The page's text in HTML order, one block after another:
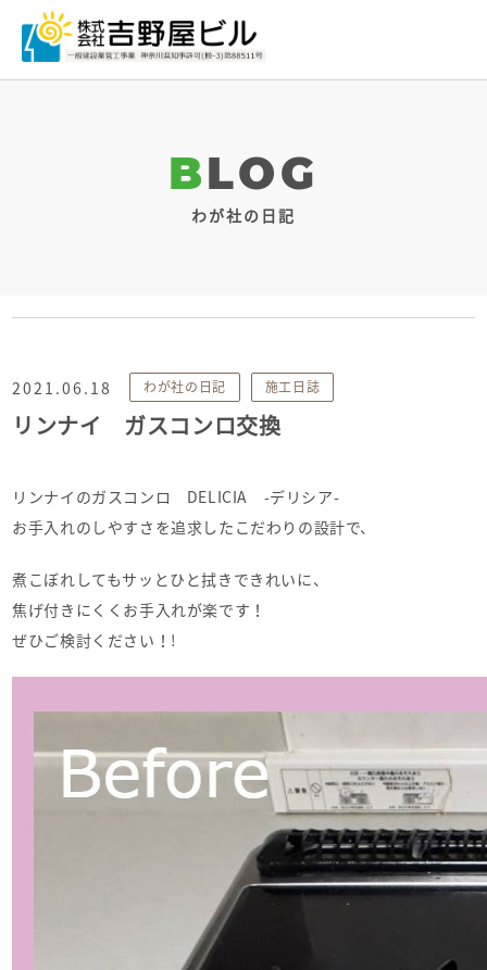
BLOG
わが社の日記
2021.06.18 わが社の日記 施工日誌
リンナイ ガスコンロ交換
リンナイのガスコンロ DELICIA -デリシア-
お手入れのしやすさを追求したこだわりの設計で、
煮こぼれしてもサッとひと拭きできれいに、
焦げ付きにくくお手入れが楽です！
ぜひご検討ください！!